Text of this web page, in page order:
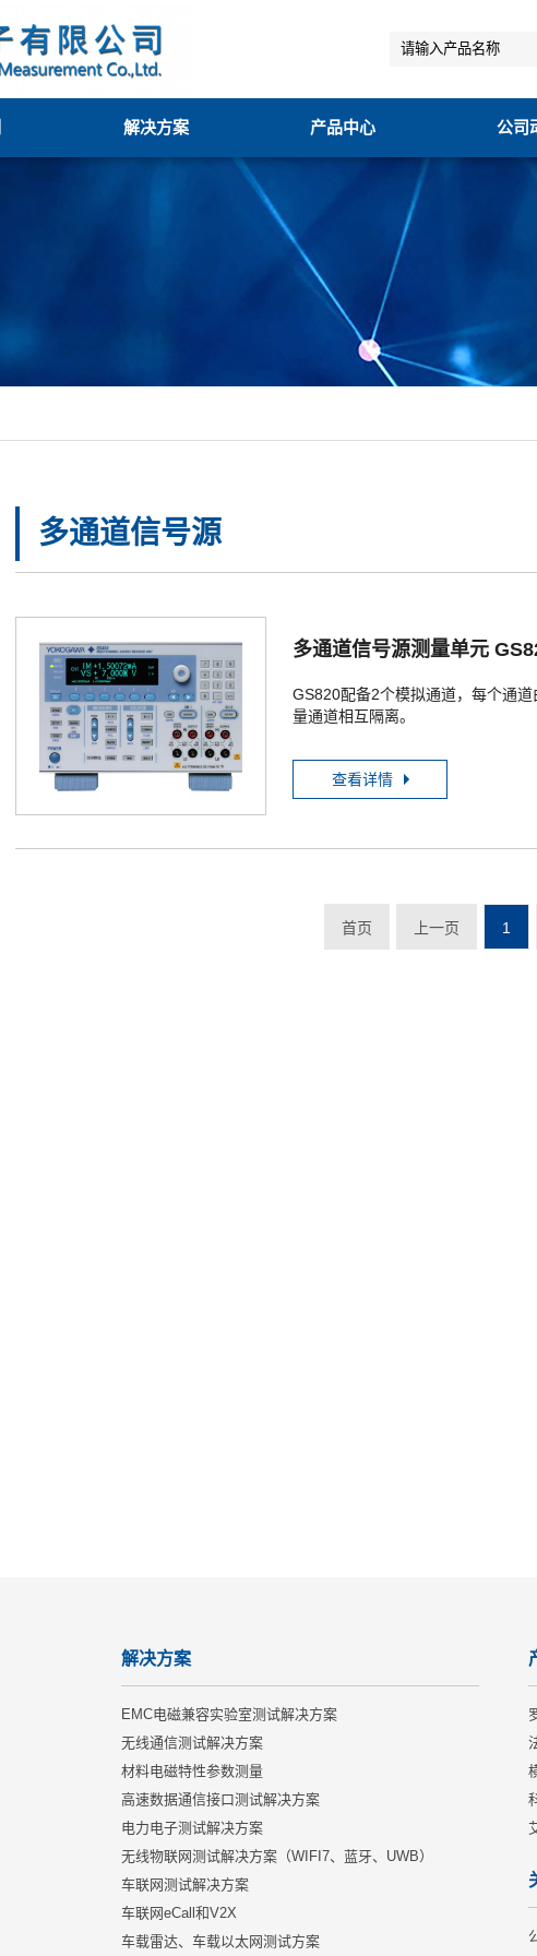
解决方案 产品中心 公司
多通道信号源
多通道信号源测量单元
GS820配备2个模拟通道，每个通
量通道相互隔离。
查看详情
首页 上一页 1
解决方案
EMC电磁兼容实验室测试解决方案
无线通信测试解决方案
材料电磁特性参数测量
高速数据通信接口测试解决方案
电力电子测试解决方案
无线物联网测试解决方案（WIFI7、蓝牙、UWB）
车联网测试解决方案
车联网eCall和V2X
车载雷达、车载以太网测试方案